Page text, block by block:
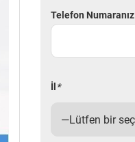
Telefon Numaranız
İl *